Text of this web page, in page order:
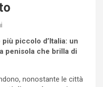
piccolo d’Italia: un
penisola che brilla di
nonostante le città